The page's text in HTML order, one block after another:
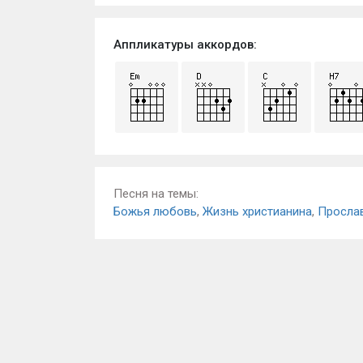
Аппликатуры аккордов:
Песня на темы:
Божья любовь, Жизнь христианина,